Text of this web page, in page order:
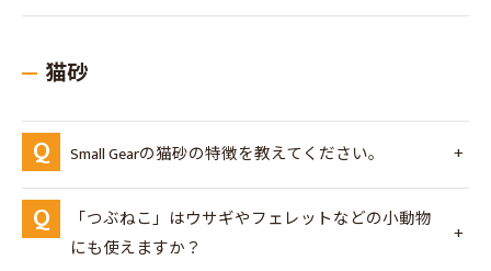
猫砂
Small Gearの猫砂の特徴を教えてください。
「つぶねこ」はウサギやフェレットなどの小動物
にも使えますか？